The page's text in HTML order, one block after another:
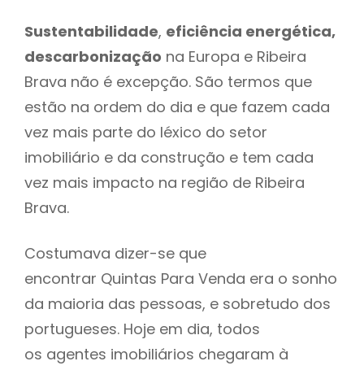
Sustentabilidade, eficiência energética,
descarbonização na Europa e Ribeira
Brava não é excepção. São termos que
estão na ordem do dia e que fazem cada
vez mais parte do léxico do setor
imobiliário e da construção e tem cada
vez mais impacto na região de Ribeira
Brava.
Costumava dizer-se que
encontrar Quintas Para Venda era o sonho
da maioria das pessoas, e sobretudo dos
portugueses. Hoje em dia, todos
os agentes imobiliários chegaram à